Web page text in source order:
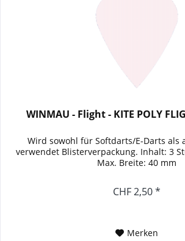
WINMAU - Flight - KITE POLY
Wird sowohl für Softdarts/E-Darts als
verwendet Blisterverpackung. Inhalt: 3
Max. Breite: 40 mm
CHF 2,50 *
Merken